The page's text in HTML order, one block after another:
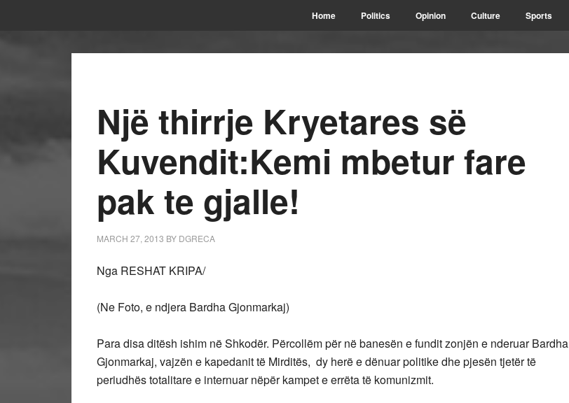
Home Politics Opinion Culture Sports
Një thirrje Kryetares së
Kuvendit:Kemi mbetur fare
pak te gjalle!
MARCH 27, 2013 BY DGRECA
Nga RESHAT KRIPA/
(Ne Foto, e ndjera Bardha Gjonmarkaj)
Para disa ditësh ishim në Shkodër. Përcollëm për në banesën e fundit zonjën e nderuar Bardha
Gjonmarkaj, vajzën e kapedanit të Mirditës, dy herë e dënuar politike dhe pjesën tjetër të
periudhës totalitare e internuar nëpër kampet e errëta të komunizmit.